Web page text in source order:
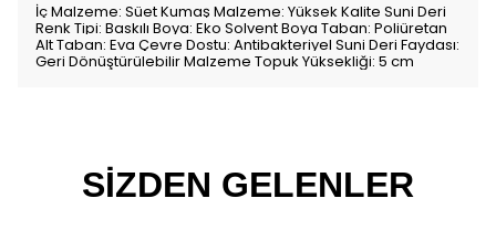
İç Malzeme: Süet Kumaş Malzeme: Yüksek Kalite Suni Deri
Renk Tipi: Baskılı Boya: Eko Solvent Boya Taban: Poliüretan
Alt Taban: Eva Çevre Dostu: Antibakteriyel Suni Deri Faydası:
Geri Dönüştürülebilir Malzeme Topuk Yüksekliği: 5 cm
SİZDEN GELENLER